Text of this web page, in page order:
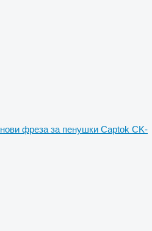
нови фреза за пенушки Captok CK-